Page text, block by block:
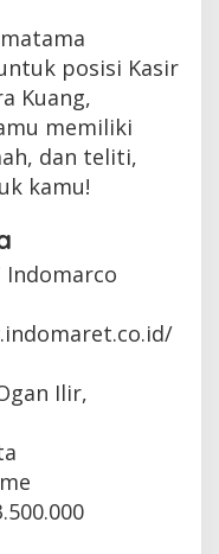
posisi Kasir
Kuang,
memiliki
dan teliti,
kamu!
Indomarco
Ilir,